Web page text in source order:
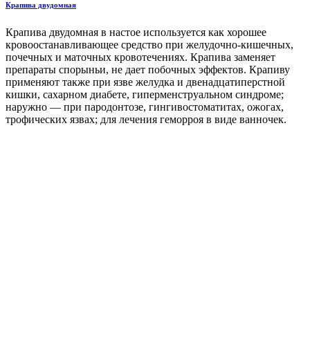
Крапива двудомная
Крапива двудомная в настое используется как хорошее
кровоостанавливающее средство при желудочно-кишечных,
почечных и маточных кровотечениях. Крапива заменяет
препараты спорыньи, не дает побочных эффектов. Крапиву
применяют также при язве желудка и двенадцатиперстной
кишки, сахарном диабете, гиперменструальном синдроме;
наружно — при пародонтозе, гингивостоматитах, ожогах,
трофических язвах; для лечения геморроя в виде ванночек.